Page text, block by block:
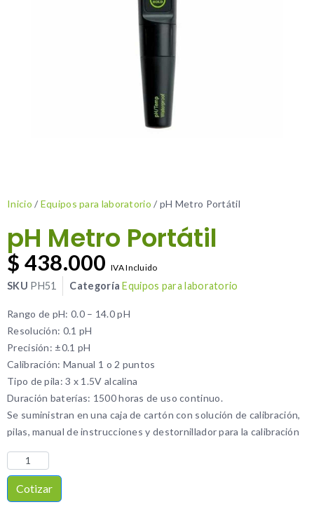
Inicio / Equipos para laboratorio / pH Metro Portátil
pH Metro Portátil
$ 438.000 IVA Incluido
SKU PH51 Categoría Equipos para laboratorio
Rango de pH: 0.0 – 14.0 pH
Resolución: 0.1 pH
Precisión: ±0.1 pH
Calibración: Manual 1 o 2 puntos
Tipo de pila: 3 x 1.5V alcalina
Duración baterías: 1500 horas de uso continuo.
Se suministran en una caja de cartón con solución de calibración,
pilas, manual de instrucciones y destornillador para la calibración
Cotizar